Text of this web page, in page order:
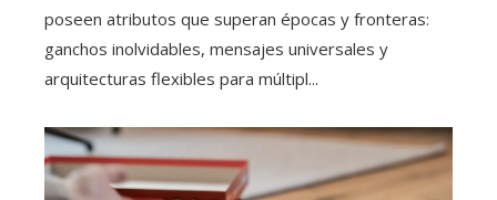
poseen atributos que superan épocas y fronteras:
ganchos inolvidables, mensajes universales y
arquitecturas flexibles para múltipl...